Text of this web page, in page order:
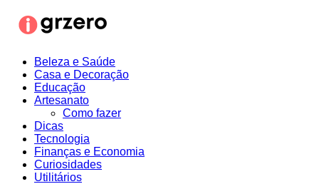
para
Beleza e Saúde
Casa e Decoração
Educação
Artesanato
Como fazer
Dicas
Tecnologia
Finanças e Economia
Curiosidades
Utilitários